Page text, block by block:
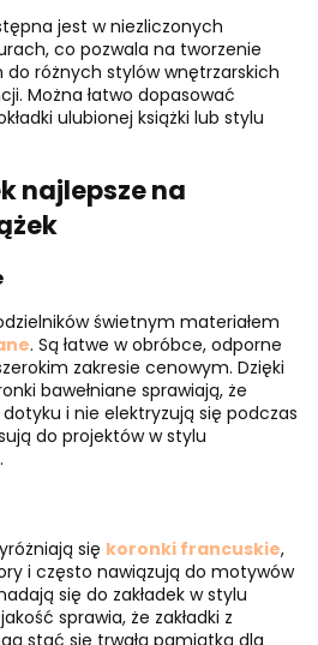
jest w niezliczonych
co pozwala na tworzenie
do różnych stylów wnętrzarskich
Można łatwo dopasować
ulubionej książki lub stylu
najlepsze na
świetnym materiałem
. Są łatwe w obróbce, odporne
zakresie cenowym. Dzięki
bawełniane sprawiają, że
dotyku i nie elektryzują się podczas
do projektów w stylu
się koronki francuskie,
i często nawiązują do motywów
się do zakładek w stylu
sprawia, że zakładki z
stać się trwałą pamiątką dla